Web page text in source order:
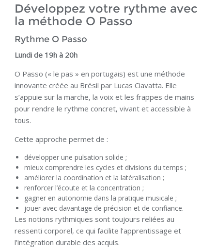
Développez votre rythme avec
la méthode O Passo
Rythme O Passo
Lundi de 19h à 20h
O Passo (« le pas » en portugais) est une méthode
innovante créée au Brésil par Lucas Ciavatta. Elle
s’appuie sur la marche, la voix et les frappes de mains
pour rendre le rythme concret, vivant et accessible à
tous.
Cette approche permet de :
développer une pulsation solide ;
mieux comprendre les cycles et divisions du temps ;
améliorer la coordination et la latéralisation ;
renforcer l’écoute et la concentration ;
gagner en autonomie dans la pratique musicale ;
jouer avec davantage de précision et de confiance.
Les notions rythmiques sont toujours reliées au
ressenti corporel, ce qui facilite l’apprentissage et
l’intégration durable des acquis.